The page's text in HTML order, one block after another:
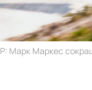
Марк Маркес